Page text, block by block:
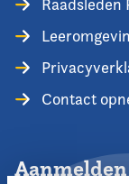
Raadsleden
Contact